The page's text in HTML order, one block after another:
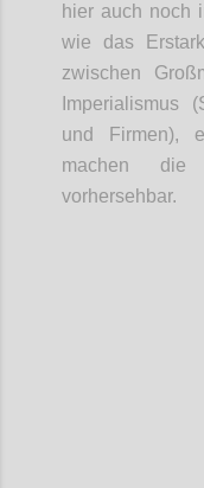
hier auch noch
wie das
zwischen
Imperialismus (
und Firmen),
machen die
vorhersehbar.